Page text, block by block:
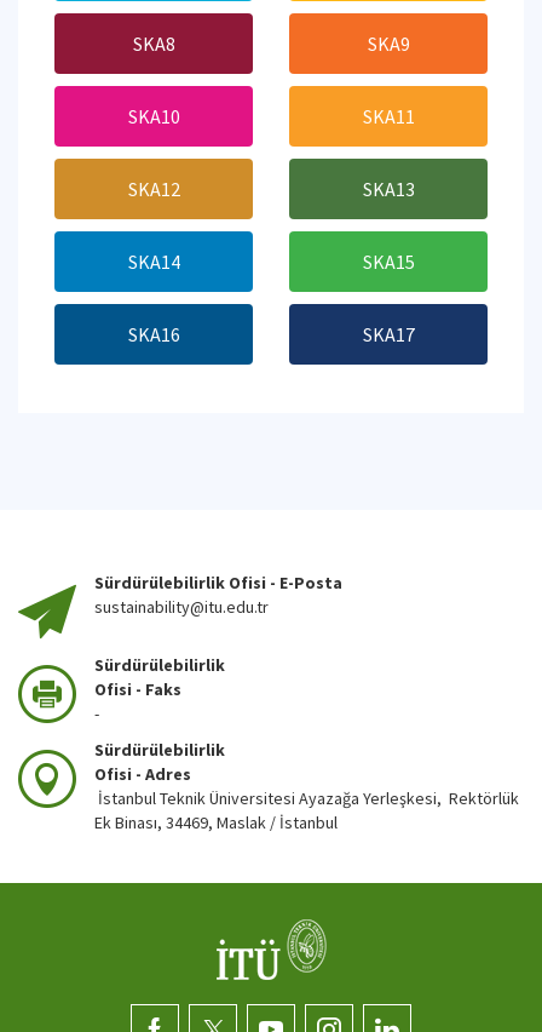
SKA8 SKA9
SKA10 SKA11
SKA12 SKA13
SKA14 SKA15
SKA16 SKA17
Sürdürülebilirlik Ofisi - E-Posta
sustainability@itu.edu.tr
Sürdürülebilirlik
Ofisi - Faks
-
Sürdürülebilirlik
Ofisi - Adres
İstanbul Teknik Üniversitesi Ayazağa Yerleşkesi, Rektörlük
Ek Binası, 34469, Maslak / İstanbul